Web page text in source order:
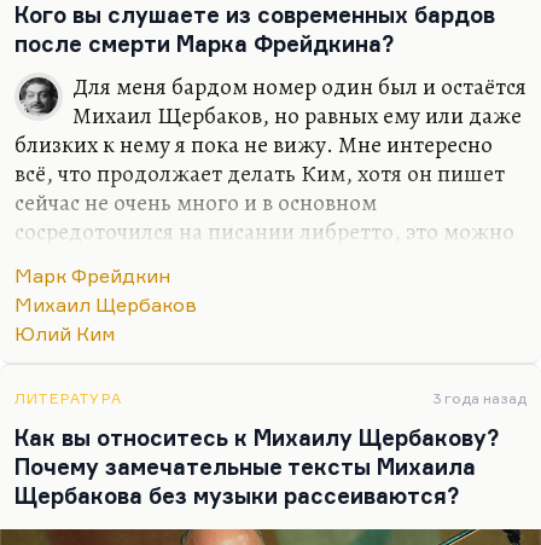
Кого вы слушаете из современных бардов
после смерти Марка Фрейдкина?
Для меня бардом номер один был и остаётся
Михаил Щербаков, но равных ему или даже
близких к нему я пока не вижу. Мне интересно
всё, что продолжает делать Ким, хотя он пишет
сейчас не очень много и в основном
сосредоточился на писании либретто, это можно
долгое время ни одного автора, у которого был
бы собственный голос. Действительно, петь тоже
можно не во всякое время.
Понимаете, очень много людей говорят: «А что
Ну, очень
трудно предъявить вам какие-то чудовищные или
недостаточно чудовищные, но печальные итоги.
Начинаешь говорить о каких-то символических
вещах — и тут же тебя упрекают в том, что ты из…
Марк Фрейдкин
Михаил Щербаков
Юлий Ким
ЛИТЕРАТУРА 3 года назад
Как вы относитесь к Михаилу Щербакову?
Почему замечательные тексты Михаила
Щербакова без музыки рассеиваются?